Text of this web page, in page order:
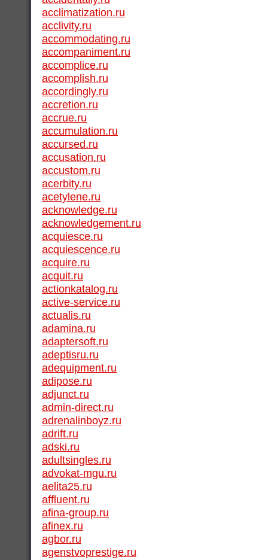
acclimatization.ru
acclivity.ru
accommodating.ru
accompaniment.ru
accomplice.ru
accomplish.ru
accordingly.ru
accretion.ru
accrue.ru
accumulation.ru
accursed.ru
accusation.ru
accustom.ru
acerbity.ru
acetylene.ru
acknowledge.ru
acknowledgement.ru
acquiesce.ru
acquiescence.ru
acquire.ru
acquit.ru
actionkatalog.ru
active-service.ru
actualis.ru
adamina.ru
adaptersoft.ru
adeptisru.ru
adequipment.ru
adipose.ru
adjunct.ru
admin-direct.ru
adrenalinboyz.ru
adrift.ru
adski.ru
adultsingles.ru
advokat-mgu.ru
aelita25.ru
affluent.ru
afina-group.ru
afinex.ru
agbor.ru
agenstvoprestige.ru